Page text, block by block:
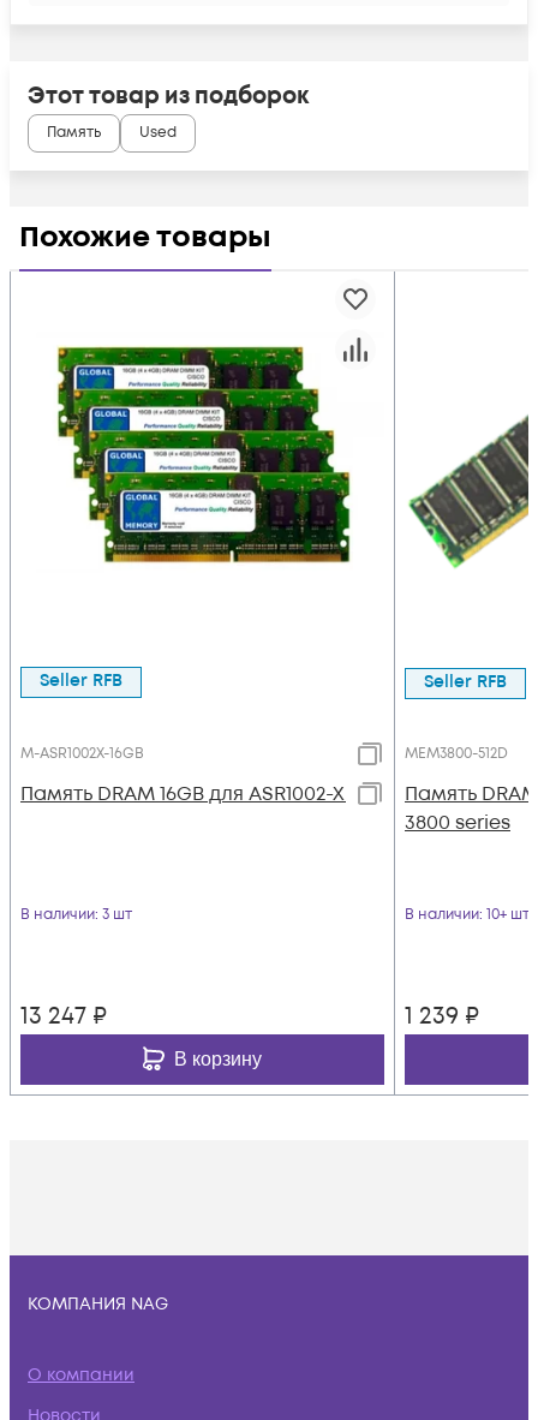
Этот товар из подборок
Память Used
Похожие товары
Seller RFB
M-ASR1002X-16GB
Память DRAM 16GB для ASR1002-X
В наличии: 3 шт
13 247 ₽
В корзину
Seller RFB
MEM3800-512D
Память
3800 series
В наличии: 10+ шт
1 239 ₽
КОМПАНИЯ NAG
О компании